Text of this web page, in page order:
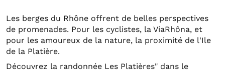
Les berges du Rhône offrent de belles perspectives
de promenades. Pour les cyclistes, la ViaRhôna, et
pour les amoureux de la nature, la proximité de l'Ile
de la Platière.
Découvrez la randonnée Les Platières" dans le